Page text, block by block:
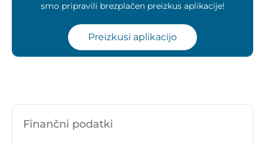
smo pripravili brezplačen preizkus aplikacije!
Preizkusi aplikacijo
Finančni podatki